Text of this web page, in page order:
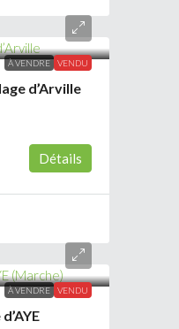
À VENDRE VENDU
d’Arville
Détails
À VENDRE VENDU